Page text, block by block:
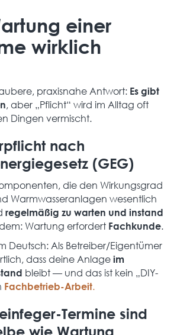
einer
wirklich
praxisnahe Antwort: Es gibt
, aber „Pflicht“ wird im Alltag oft
Dingen vermischt.
nach
(GEG)
die den Wirkungsgrad
Warmwasseranlagen wesentlich
regelmäßig zu warten und instand
Wartung erfordert Fachkunde.
Deutsch: Als Betreiber/Eigentümer
dass deine Anlageim
bleibt — und das ist kein „DIY-
Fachbetrieb-Arbeit.
Termine sind
wie Wartung